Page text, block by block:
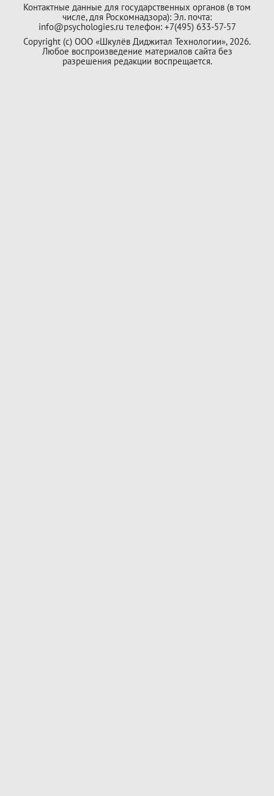
Контактные данные для государственных органов (в том
числе, для Роскомнадзора): Эл. почта:
info@psychologies.ru телефон: +7(495) 633-57-57
Copyright (с) ООО «Шкулёв Диджитал Технологии», 2026.
Любое воспроизведение материалов сайта без
разрешения редакции воспрещается.